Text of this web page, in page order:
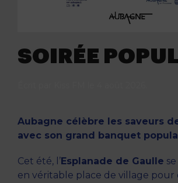
SOIRÉE
Aubagne célèbre les saveurs
avec son grand banquet
Cet été, l’ Esplanade de Gaulle
en véritable place de village pour